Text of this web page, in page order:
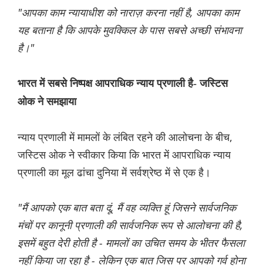
"आपका काम न्यायाधीश को नाराज़ करना नहीं है, आपका काम
यह बताना है कि आपके मुवक्किल के पास सबसे अच्छी संभावना
है।"
भारत में सबसे निष्पक्ष आपराधिक न्याय प्रणाली है- जस्टिस
ओक ने समझाया
न्याय प्रणाली में मामलों के लंबित रहने की आलोचना के बीच,
जस्टिस ओक ने स्वीकार किया कि भारत में आपराधिक न्याय
प्रणाली का मूल ढांचा दुनिया में सर्वश्रेष्ठ में से एक है।
"मैं आपको एक बात बता दूं, मैं वह व्यक्ति हूं जिसने सार्वजनिक
मंचों पर कानूनी प्रणाली की सार्वजनिक रूप से आलोचना की है,
इसमें बहुत देरी होती है - मामलों का उचित समय के भीतर फैसला
नहीं किया जा रहा है - लेकिन एक बात जिस पर आपको गर्व होना